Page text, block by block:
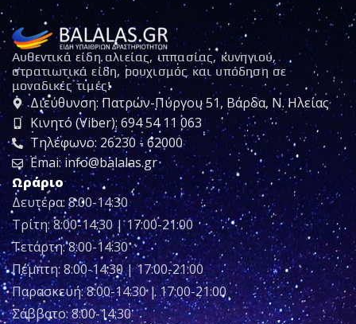
Αυθεντικά είδη αλιείας, ιππασίας, κυνηγιού,
στρατιωτικά είδη, ρουχισμός και υπόδηση σε
μοναδικές τιμές!
Διεύθυνση: Πατρών-Πύργου 51, Βάρδα, Ν. Ηλείας
Κινητό (Viber): 694 54 11 063
Τηλέφωνο: 26230 - 62000
Emai: info@balalas.gr
Ωράριο
Δευτέρα: 8:00-14:30
Τρίτη: 8:00-14:30 | 17:00-21:00
Τετάρτη: 8:00-14:30
Πέμπτη: 8:00-14:30 | 17:00-21:00
Παρασκευή: 8:00-14:30 | 17:00-21:00
Σάββατο: 8:00-14:30